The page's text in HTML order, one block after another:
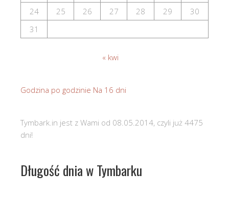
24
25 26 27 28 29
30
31
« kwi
Godzina po godzinie Na 16 dni
Tymbark.in jest z Wami od 08.05.2014, czyli już 4475
dni!
Długość dnia w Tymbarku